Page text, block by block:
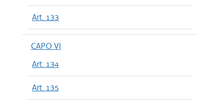
Art. 133
CAPO VI
Art. 134
Art. 135